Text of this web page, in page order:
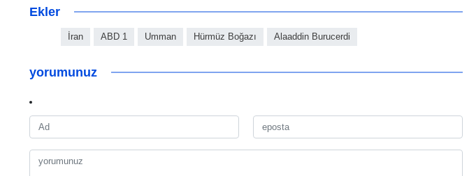
Ekler
İran ABD 1 Umman Hürmüz Boğazı Alaaddin Burucerdi
yorumunuz